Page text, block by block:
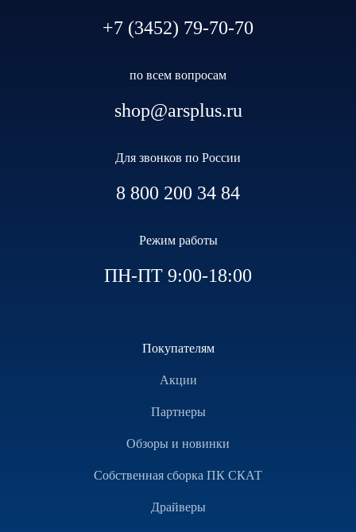
+7 (3452) 79-70-70
по всем вопросам
shop@arsplus.ru
Для звонков по России
8 800 200 34 84
Режим работы
ПН-ПТ 9:00-18:00
Покупателям
Акции
Партнеры
Обзоры и новинки
Собственная сборка ПК СКАТ
Драйверы